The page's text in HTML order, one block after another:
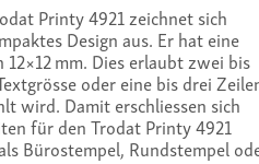
Printy 4921 zeichnet sich
Design aus. Er hat eine
mm. Dies erlaubt zwei bis
oder eine bis drei
wird. Damit erschliessen sich
für den Trodat Printy 4921
Bürostempel, Rundstempel